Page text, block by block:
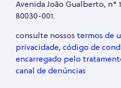
Avenida João Gualberto, n°
80030-001.
consulte nossos termos de
privacidade, código de
encarregado pelo
canal de denúncias